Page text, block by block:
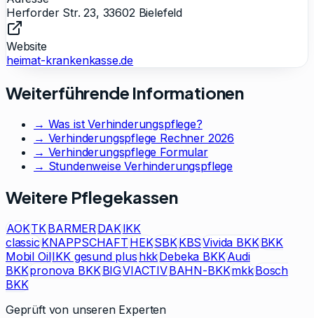
Herforder Str. 23, 33602 Bielefeld
Website
heimat-krankenkasse.de
Weiterführende Informationen
→ Was ist Verhinderungspflege?
→ Verhinderungspflege Rechner 2026
→ Verhinderungspflege Formular
→ Stundenweise Verhinderungspflege
Weitere Pflegekassen
AOKTKBARMERDAKIKK
classicKNAPPSCHAFT HEKSBKKBSVivida BKKBKK
Mobil OilIKK gesund plushkkDebeka BKKAudi
BKKpronova BKKBIGVIACTIVBAHN-BKKmkkBosch
BKK
Geprüft von unseren Experten